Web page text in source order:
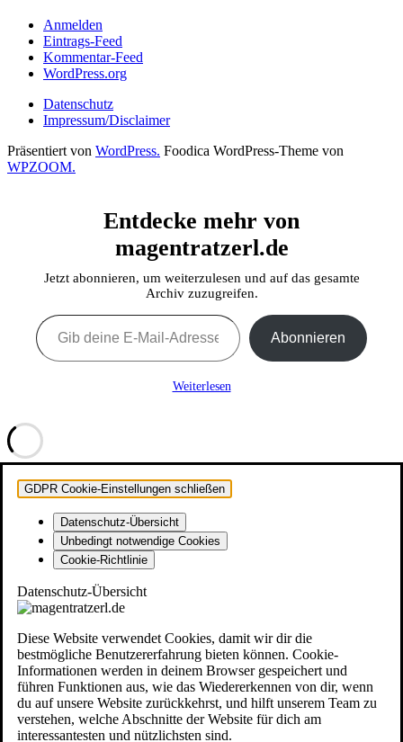
Anmelden
Eintrags-Feed
Kommentar-Feed
WordPress.org
Datenschutz
Impressum/Disclaimer
Präsentiert von WordPress. Foodica WordPress-Theme von
WPZOOM.
Entdecke mehr von
magentratzerl.de
Jetzt abonnieren, um weiterzulesen und auf das gesamte
Archiv zuzugreifen.
Gib deine E-Mail-Adresse ein ...
Abonnieren
Weiterlesen
GDPR Cookie-Einstellungen schließen
Datenschutz-Übersicht
Unbedingt notwendige Cookies
Cookie-Richtlinie
Datenschutz-Übersicht
Diese Website verwendet Cookies, damit wir dir die
bestmögliche Benutzererfahrung bieten können. Cookie-
Informationen werden in deinem Browser gespeichert und
führen Funktionen aus, wie das Wiedererkennen von dir, wenn
du auf unsere Website zurückkehrst, und hilft unserem Team zu
verstehen, welche Abschnitte der Website für dich am
interessantesten und nützlichsten sind.